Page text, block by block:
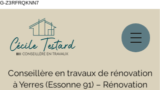
G-Z3RFRQKNN7
Conseillère en travaux de rénovation
à Yerres (Essonne 91) – Rénovation